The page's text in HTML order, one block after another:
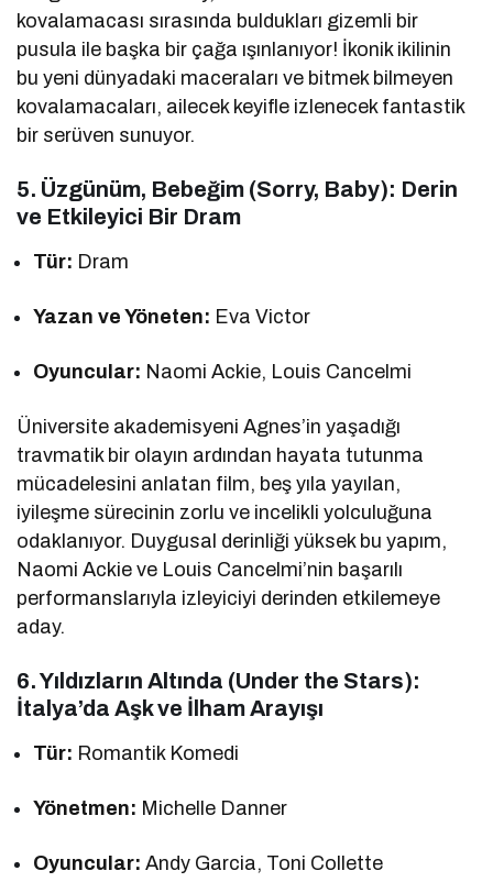
kovalamacası sırasında buldukları gizemli bir
pusula ile başka bir çağa ışınlanıyor! İkonik ikilinin
bu yeni dünyadaki maceraları ve bitmek bilmeyen
kovalamacaları, ailecek keyifle izlenecek fantastik
bir serüven sunuyor.
5. Üzgünüm, Bebeğim (Sorry, Baby): Derin
ve Etkileyici Bir Dram
Tür: Dram
Yazan ve Yöneten: Eva Victor
Oyuncular: Naomi Ackie, Louis Cancelmi
Üniversite akademisyeni Agnes’in yaşadığı
travmatik bir olayın ardından hayata tutunma
mücadelesini anlatan film, beş yıla yayılan,
iyileşme sürecinin zorlu ve incelikli yolculuğuna
odaklanıyor. Duygusal derinliği yüksek bu yapım,
Naomi Ackie ve Louis Cancelmi’nin başarılı
performanslarıyla izleyiciyi derinden etkilemeye
aday.
6. Yıldızların Altında (Under the Stars):
İtalya’da Aşk ve İlham Arayışı
Tür: Romantik Komedi
Yönetmen: Michelle Danner
Oyuncular: Andy Garcia, Toni Collette